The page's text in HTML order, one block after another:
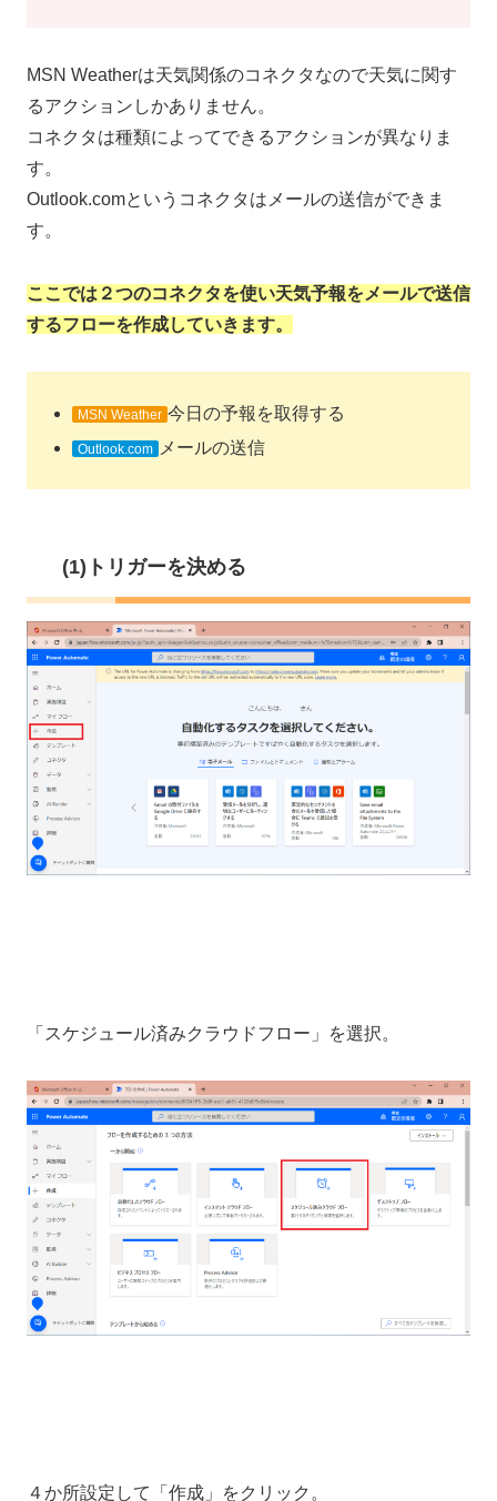
MSN Weatherは天気関係のコネクタなので天気に関す
るアクションしかありません。
コネクタは種類によってできるアクションが異なりま
す。
Outlook.comというコネクタはメールの送信ができま
す。
ここでは２つのコネクタを使い天気予報をメールで送信
するフローを作成していきます。
MSN Weather 今日の予報を取得する
Outlook.com メールの送信
(1)トリガーを決める
「スケジュール済みクラウドフロー」を選択。
４か所設定して「作成」をクリック。